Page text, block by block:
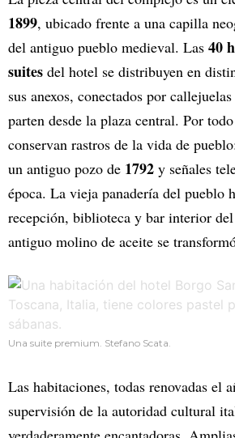
1899, ubicado frente a una capilla
del antiguo pueblo medieval. Las 40
suites del hotel se distribuyen en
sus anexos, conectados por
parten desde la plaza central. Por
conservan rastros de la vida de
un antiguo pozo de 1792 y señales
época. La vieja panadería del pueblo
recepción, biblioteca y bar interior
antiguo molino de aceite se
Una suite premium. Stefano Scata.
Las habitaciones, todas renovadas el
supervisión de la autoridad cultural